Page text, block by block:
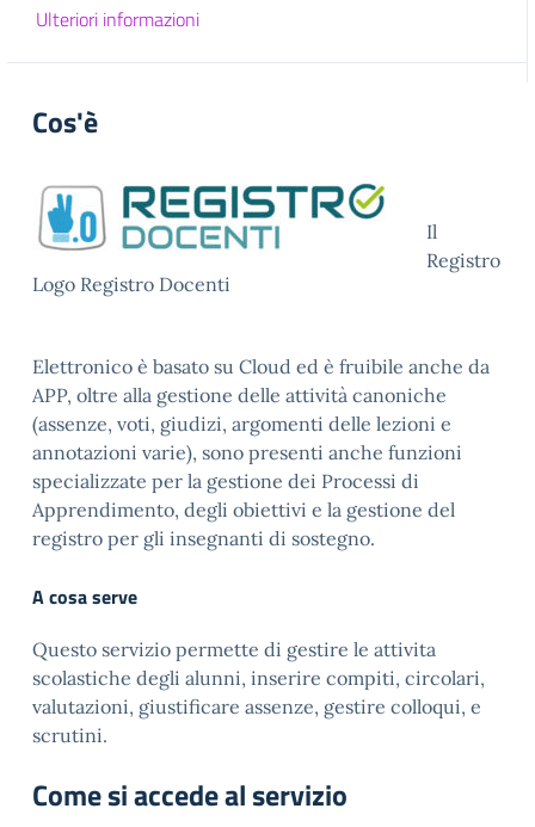
Ulteriori informazioni
Cos'è
Logo Registro Docenti
Il
Registro
Elettronico è basato su Cloud ed è fruibile anche da
APP, oltre alla gestione delle attività canoniche
(assenze, voti, giudizi, argomenti delle lezioni e
annotazioni varie), sono presenti anche funzioni
specializzate per la gestione dei Processi di
Apprendimento, degli obiettivi e la gestione del
registro per gli insegnanti di sostegno.
A cosa serve
Questo servizio permette di gestire le attivita
scolastiche degli alunni, inserire compiti, circolari,
valutazioni, giustificare assenze, gestire colloqui, e
scrutini.
Come si accede al servizio